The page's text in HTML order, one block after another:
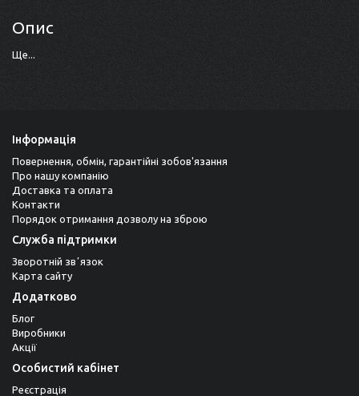
Опис
Ще...
Інформація
Повернення, обмін, гарантійні зобов'язання
Про нашу компанію
Доставка та оплата
Контакти
Порядок отримання дозволу на зброю
Служба підтримки
Зворотній звʼязок
Карта сайту
Додатково
Блог
Виробники
Акції
Особистий кабінет
Реєстрація